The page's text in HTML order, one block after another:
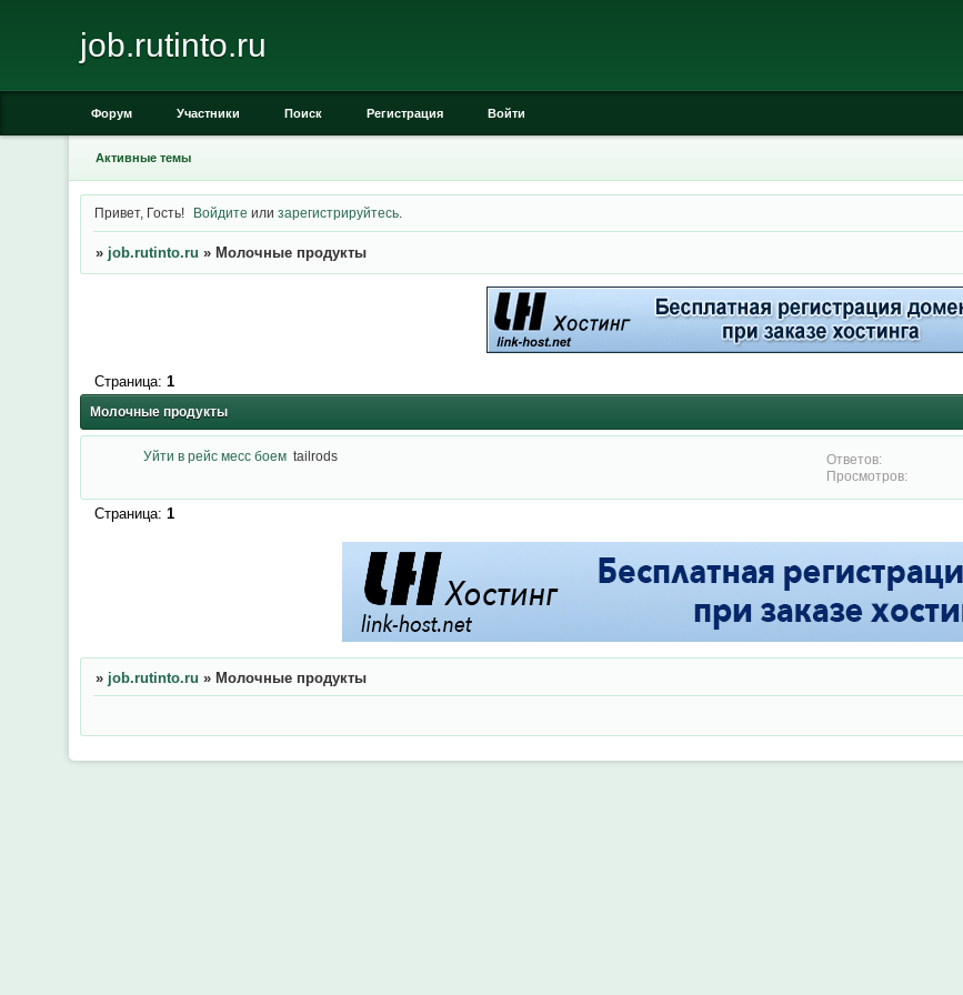
job.rutinto.ru
Форум Участники Поиск Регистрация Войти
Активные темы
Привет, Гость! Войдите илизарегистрируйтесь
» job.rutinto.ru » Молочные продукты
Молочные продукты
Страница: 1
Уйти в рейс месс боем tailrods
Страница: 1
» job.rutinto.ru » Молочные продукты